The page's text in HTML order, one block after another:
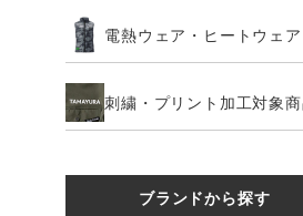
電熱ウェア・ヒートウェア
刺繍・プリント加工対象
ブランドから探す